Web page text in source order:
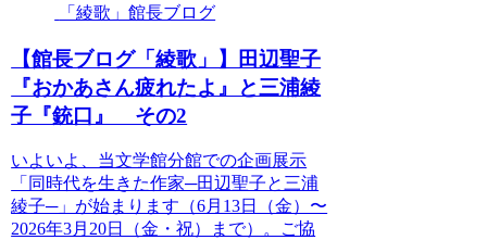
「綾歌」館長ブログ
【館長ブログ「綾歌」】田辺聖子
『おかあさん疲れたよ』と三浦綾
子『銃口』 その2
いよいよ、当文学館分館での企画展示
「同時代を生きた作家─田辺聖子と三浦
綾子─」が始まります（6月13日（金）〜
2026年3月20日（金・祝）まで）。ご協